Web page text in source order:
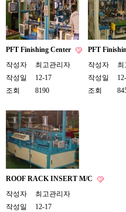
PFT Finishing Center
작성자
최고관리자
작성일
12-17
조회
8190
PFT
작성자
최
작성일
조회
ROOF RACK INSERT M/C
작성자
최고관리자
작성일
12-17